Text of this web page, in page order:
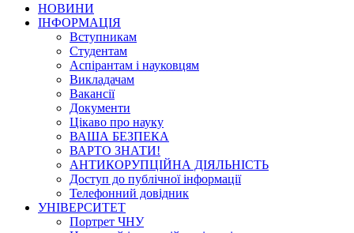
НОВИНИ
ІНФОРМАЦІЯ
Вступникам
Студентам
Аспірантам і науковцям
Викладачам
Вакансії
Документи
Цікаво про науку
ВАША БЕЗПЕКА
ВАРТО ЗНАТИ!
АНТИКОРУПЦІЙНА ДІЯЛЬНІСТЬ
Доступ до публічної інформації
Телефонний довідник
УНІВЕРСИТЕТ
Портрет ЧНУ